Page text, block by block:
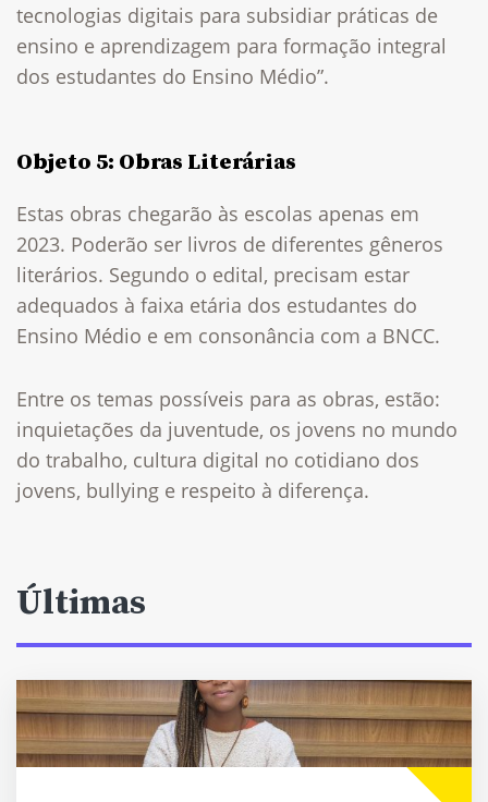
tecnologias digitais para subsidiar práticas de
ensino e aprendizagem para formação integral
dos estudantes do Ensino Médio”.
Objeto 5: Obras Literárias
Estas obras chegarão às escolas apenas em
2023. Poderão ser livros de diferentes gêneros
literários. Segundo o edital, precisam estar
adequados à faixa etária dos estudantes do
Ensino Médio e em consonância com a BNCC.
Entre os temas possíveis para as obras, estão:
inquietações da juventude, os jovens no mundo
do trabalho, cultura digital no cotidiano dos
jovens, bullying e respeito à diferença.
Últimas